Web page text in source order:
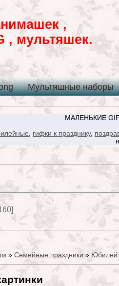
,
, мультяшек.
Мультяшные наборы
МАЛЕНЬКИЕ
гифки к празднику,
» Семейные праздники» Юбилей